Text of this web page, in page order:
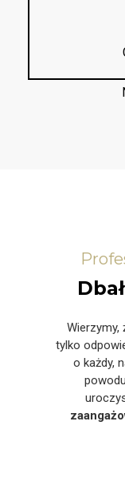
Wierzymy,
tylko
o każdy,